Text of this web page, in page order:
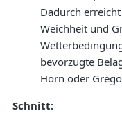
Dadurch
Weichheit und
bevorzugte
Horn oder
Schnitt: